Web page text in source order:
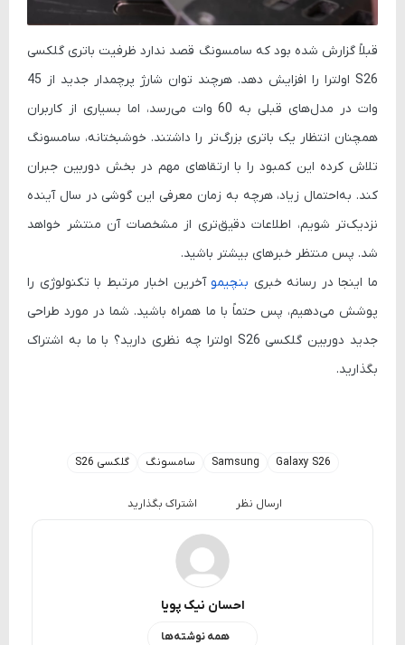
قبلاً گزارش شده بود که سامسونگ قصد ندارد ظرفیت باتری گلکسی
S26 اولترا را افزایش دهد. هرچند توان شارژ پرچمدار جدید از 45
وات در مدل‌های قبلی به 60 وات می‌رسد، اما بسیاری از کاربران
همچنان انتظار یک باتری بزرگ‌تر را داشتند. خوشبختانه، سامسونگ
تلاش کرده این کمبود را با ارتقاهای مهم در بخش دوربین جبران
کند. به‌احتمال زیاد، هرچه به زمان معرفی این گوشی در سال آینده
نزدیک‌تر شویم، اطلاعات دقیق‌تری از مشخصات آن منتشر خواهد
شد. پس منتظر خبرهای بیشتر باشید.
ما اینجا در رسانه خبری بنچیمو آخرین اخبار مرتبط با تکنولوژی را
پوشش می‌دهیم، پس حتماً با ما همراه باشید. شما در مورد طراحی
جدید دوربین گلکسی S26 اولترا چه نظری دارید؟ با ما به اشتراک
بگذارید.
Galaxy S26
Samsung سامسونگ گلکسی S26
ارسال نظر اشتراک بگذارید
احسان نیک پویا
همه نوشته‌ها